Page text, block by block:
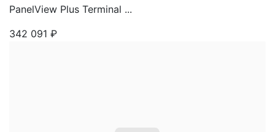
PanelView Plus Terminal ...
342 091 ₽